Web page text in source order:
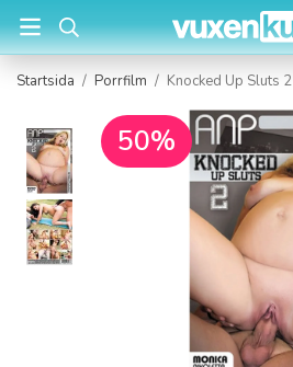
Startsida / Porrfilm / Knocked Up Sluts 2
50%